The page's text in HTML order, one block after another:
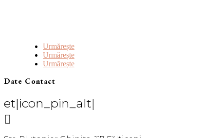
Urmărește
Urmărește
Urmărește
Date Contact
et|icon_pin_alt|
